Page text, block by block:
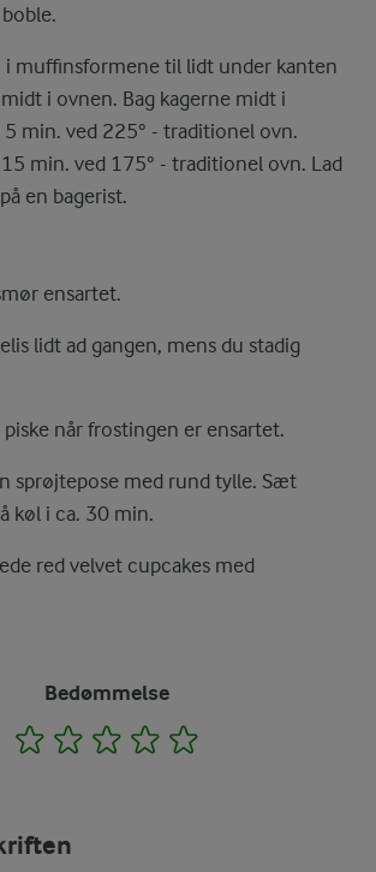
i muffinsformene til lidt under kanten
i ovnen. Bag kagerne midt i
min. ved 225° - traditionel ovn.
min. ved 175° - traditionel ovn. Lad
en bagerist.
ensartet.
lidt ad gangen, mens du stadig
når frostingen er ensartet.
sprøjtepose med rund tylle. Sæt
køl i ca. 30 min.
red velvet cupcakes med
Bedømmelse
1 2 3 4